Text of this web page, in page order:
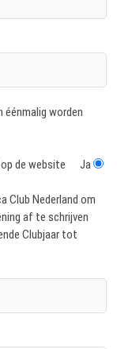
worden
de website
Ja
Club Nederland om
af te schrijven
Clubjaar tot